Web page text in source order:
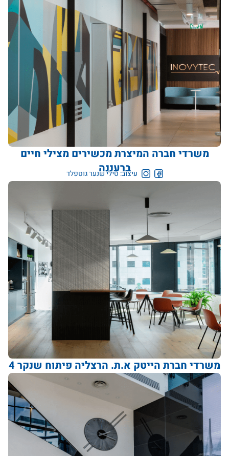
משרדי חברה המיצרת מכשירים מצילי חיים
ברעננה
עיצוב: טילי שנער גוטפלד
משרדי חברת הייטק א.ת. הרצליה פיתוח שנקר 4